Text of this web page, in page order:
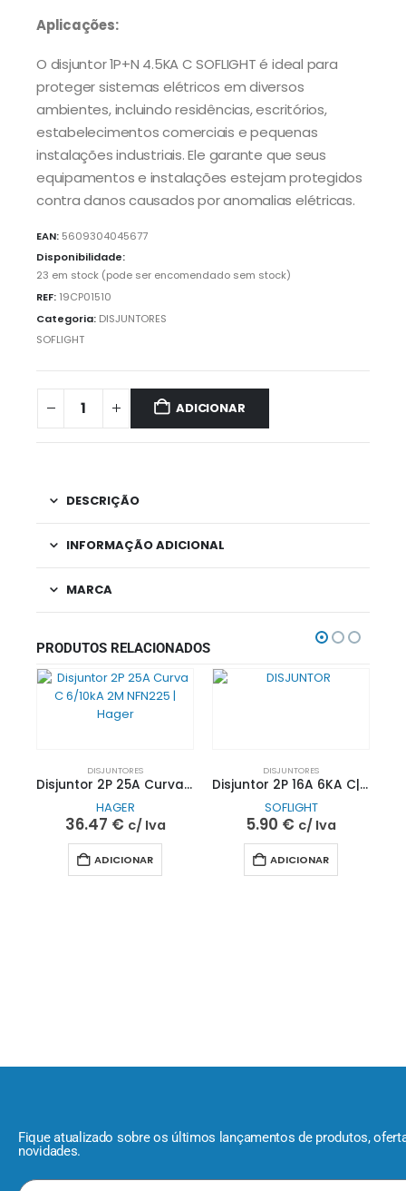
Aplicações:
O disjuntor 1P+N 4.5KA C SOFLIGHT é ideal para
proteger sistemas elétricos em diversos
ambientes, incluindo residências, escritórios,
estabelecimentos comerciais e pequenas
instalações industriais. Ele garante que seus
equipamentos e instalações estejam protegidos
contra danos causados por anomalias elétricas.
EAN: 5609304045677
Disponibilidade:
23 em stock (pode ser encomendado sem stock)
REF: 19CP01510
Categoria: DISJUNTORES
SOFLIGHT
ADICIONAR
DESCRIÇÃO
INFORMAÇÃO ADICIONAL
MARCA
PRODUTOS RELACIONADOS
DISJUNTORES
Disjuntor 2P 25A Curva C 6/10kA 2M NFN225 | Hager
HAGER
36.47 € c/ Iva
ADICIONAR
DISJUNTORES
Disjuntor 2P 16A 6KA C| SOFLIGHT
SOFLIGHT
5.90 € c/ Iva
ADICIONAR
Fique atualizado sobre os últimos lançamentos de produtos,
novidades.